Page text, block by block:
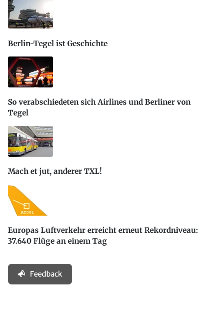
Berlin-Tegel ist Geschichte
So verabschiedeten sich Airlines und Berliner von
Tegel
Mach et jut, anderer TXL!
Europas Luftverkehr erreicht erneut Rekordniveau:
37.640 Flüge an einem Tag
Feedback